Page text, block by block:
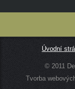
Úvodní
© 2011
Tvorba